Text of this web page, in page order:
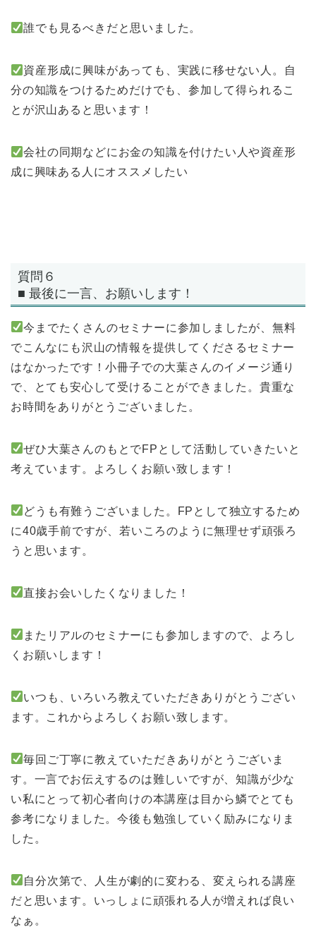
誰でも見るべきだと思いました。
資産形成に興味があっても、実践に移せない人。自
分の知識をつけるためだけでも、参加して得られるこ
とが沢山あると思います！
会社の同期などにお金の知識を付けたい人や資産形
成に興味ある人にオススメしたい
質問６
■ 最後に一言、お願いします！
今までたくさんのセミナーに参加しましたが、無料
でこんなにも沢山の情報を提供してくださるセミナー
はなかったです！小冊子での大葉さんのイメージ通り
で、とても安心して受けることができました。貴重な
お時間をありがとうございました。
ぜひ大葉さんのもとでFPとして活動していきたいと
考えています。よろしくお願い致します！
どうも有難うございました。FPとして独立するため
に40歳手前ですが、若いころのように無理せず頑張ろ
うと思います。
直接お会いしたくなりました！
またリアルのセミナーにも参加しますので、よろし
くお願いします！
いつも、いろいろ教えていただきありがとうござい
ます。これからよろしくお願い致します。
毎回ご丁寧に教えていただきありがとうございま
す。一言でお伝えするのは難しいですが、知識が少な
い私にとって初心者向けの本講座は目から鱗でとても
参考になりました。今後も勉強していく励みになりま
した。
自分次第で、人生が劇的に変わる、変えられる講座
だと思います。いっしょに頑張れる人が増えれば良い
なぁ。